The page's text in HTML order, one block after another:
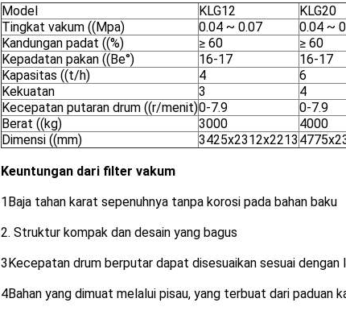
Model KLG12 KLG20
Tingkat vakum ((Mpa)
0.04 ~ 0.07 0.04 ~
Kandungan padat ((%)
≥ 60 ≥ 60
Kepadatan pakan ((Be°)
16-17 16-17
Kapasitas ((t/h)
4 6
Kekuatan
3 4
Kecepatan putaran drum ((r/menit)0-7.9 0-7.9
Berat ((kg)
3000 4000
Dimensi ((mm)
3425x2312x2213
Keuntungan dari filter vakum
1Baja tahan karat sepenuhnya tanpa korosi pada bahan baku
2. Struktur kompak dan desain yang bagus
3Kecepatan drum berputar dapat disesuaikan sesuai dengan
4Bahan yang dimuat melalui pisau, yang terbuat dari paduan